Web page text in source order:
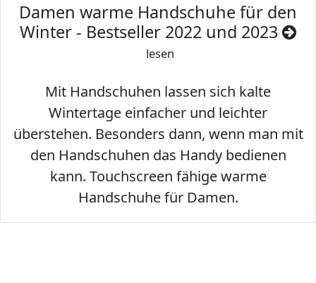
Damen warme Handschuhe für den
Winter - Bestseller 2022 und 2023
lesen
Mit Handschuhen lassen sich kalte
Wintertage einfacher und leichter
überstehen. Besonders dann, wenn man mit
den Handschuhen das Handy bedienen
kann. Touchscreen fähige warme
Handschuhe für Damen.